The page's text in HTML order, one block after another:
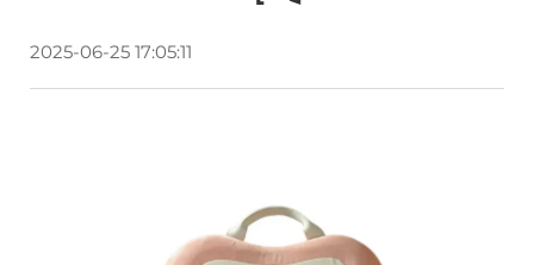
2025-06-25 17:05:11